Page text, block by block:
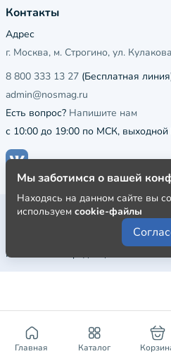
Главная Каталог
Контакты
Адрес
г. Москва, м. Строгино, ул.
8 800 333 13 27 (Бесплатная
admin@nosmag.ru
Есть вопрос? Напишите нам
с 10:00 до 19:00 по МСК,
Публичная оферта
Пользовательское соглашение
Политика конфиденциальности
Мы заботимся о вашей
Находясь на данном сайте вы
используем cookie-файлы